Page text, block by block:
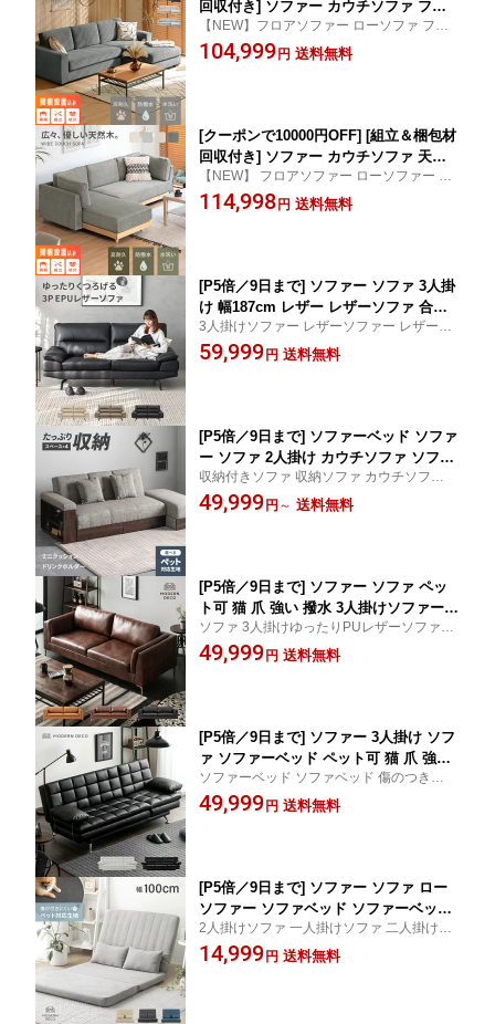
回収付き] ソファー カウチソファ フル
カバーリング 猫 犬 強い 爪に強い 洗え
る ペット対応 ソファーセット ソファ
【NEW】フロアソファー ローソファ フル
カバーリング ペット対策 猫対策 犬に強い
撥水 ペットに強い 3Pソファ ドライクリー
104,999 円 送料無料
[クーポンで10000円OFF] [組立＆梱包材
回収付き] ソファー カウチソファ 天然
木 フルカバーリング 洗える ペット対応
猫 犬 爪強い 3人掛け ウッドフレーム ポ
【NEW】 フロアソファー ローソファー ロ
ーソファ フルカバーリング ドライクリーニ
ング ペット対策 コーナーソファー 猫対策
114,998 円 送料無料
[P5倍／9日まで] ソファー ソファ 3人掛
け 幅187cm レザー レザーソファ 合皮
EPUレザー 一人暮らし スチール脚 モダ
ン ヴィンテージ カッコいい おしゃれ E
3人掛けソファー レザーソファー レザーソ
ファ ソファー ソファ
59,999 円 送料無料
[P5倍／9日まで] ソファーベッド ソファ
ー ソファ 2人掛け カウチソファ ソファ
ベッド 収納付き おしゃれ 3人がけ 収納
付きソファー 収納ソファー リクライニ
収納付きソファ 収納ソファ カウチソファー
コーナーソファ 2人掛けソファー 二人掛け
ソファー 3人掛け リクライニングソファ l字
49,999 円 ～ 送料無料
[P5倍／9日まで] ソファー ソファ ペッ
ト可 猫 爪 強い 撥水 3人掛けソファー s
ofa 北欧 ゆったり PUレザー デザイナー
ズ モダンリビング シンプル レザーソフ
ソファ 3人掛けゆったりPUレザーソファ デ
ザイナーズ モダンテイスト モダンリビング
北欧 シンプル 3人掛け
49,999 円 送料無料
[P5倍／9日まで] ソファー 3人掛け ソフ
ァ ソファーベッド ペット可 猫 爪 強い
撥水 3人がけ ソファベッド リクライニ
ングベッド 2人掛け ベッド 一人暮らし
ソファーベッド ソファベッド 傷のつきにく
い強化合皮使用 抗菌 防カビ ソファ ソファ
ー PU 合皮 民泊 シングル
49,999 円 送料無料
[P5倍／9日まで] ソファー ソファ ロー
ソファー ソファベッド ソファーベッド
2人掛け 一人掛け コンパクト 折りたた
み おしゃれ ローソファ ハイバック フ
2人掛けソファ 一人掛けソファ 二人掛けソ
ファ 1人掛けソファ ローソファー ソファー
ベット フロアソファー フロアーソファー
14,999 円 送料無料